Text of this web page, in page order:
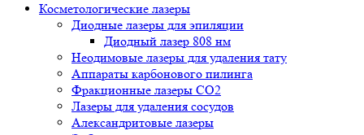
Косметологические лазеры
Диодные лазеры для эпиляции
Диодный лазер 808 нм
Неодимовые лазеры для удаления тату
Аппараты карбонового пилинга
Фракционные лазеры CO2
Лазеры для удаления сосудов
Александритовые лазеры